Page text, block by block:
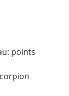
points